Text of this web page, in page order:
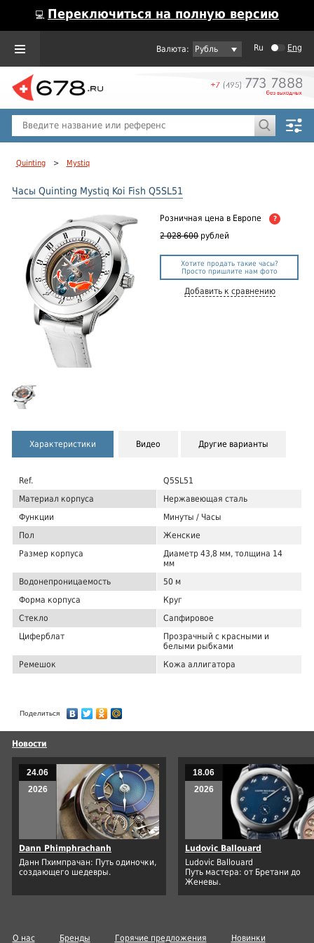
💻 Переключиться на полную версию
Рубль Ru Eng
Quinting > Mystiq
Часы Quinting Mystiq Koi Fish Q5SL51
Розничная цена в Европе ?
2 028 600 рублей
Хотите продать такие часы?
Просто пришлите нам фото
Добавить к сравнению
Характеристики Видео Другие варианты
Ref.
Q5SL51
Материал корпуса
Нержавеющая сталь
Функции
Минуты / Часы
Пол
Женские
Размер корпуса
Диаметр 43,8 мм, толщина 14
мм
Водонепроницаемость
50 м
Форма корпуса
Круг
Стекло
Сапфировое
Циферблат
Прозрачный с красными и
белыми рыбками
Ремешок
Кожа аллигатора
Поделиться
Новости
24.06
2026
Dann Phimphrachanh
Данн Пхимпрачан: Путь одиночки,
создающего шедевры.
18.06
2026
Ludovic Ballouard
Ludovic Ballouard
Путь мастера: от Бретани до
Женевы.
О нас Бренды Горячие предложения Новинки